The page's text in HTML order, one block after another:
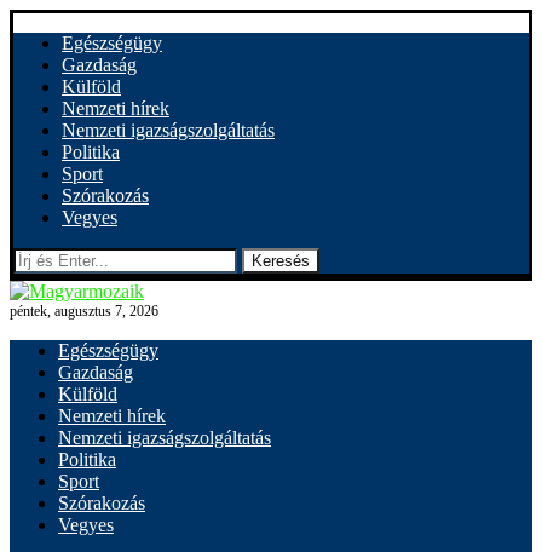
Egészségügy
Gazdaság
Külföld
Nemzeti hírek
Nemzeti igazságszolgáltatás
Politika
Sport
Szórakozás
Vegyes
Keresés
péntek, augusztus 7, 2026
Egészségügy
Gazdaság
Külföld
Nemzeti hírek
Nemzeti igazságszolgáltatás
Politika
Sport
Szórakozás
Vegyes